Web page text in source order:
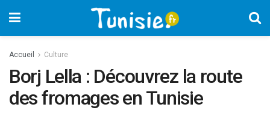
Accueil Culture
Borj Lella : Découvrez la route
des fromages en Tunisie